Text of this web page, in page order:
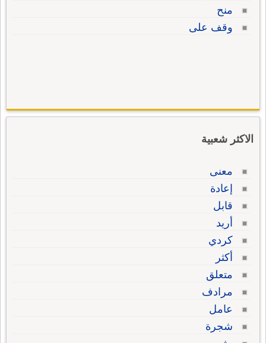
منح
وقف على
الاكثر شعبية
معنى
إعادة
قابل
أريد
كردي
أكثر
متعلق
مرادف
عامل
شجرة